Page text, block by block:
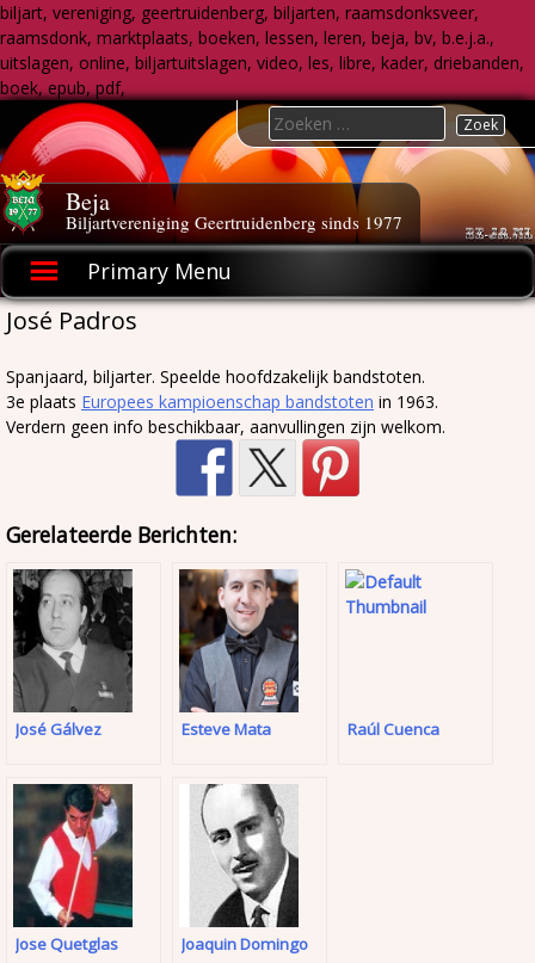
biljart, vereniging, geertruidenberg, biljarten, raamsdonksveer,
raamsdonk, marktplaats, boeken, lessen, leren, beja, bv, b.e.j.a.,
uitslagen, online, biljartuitslagen, video, les, libre, kader, driebanden,
boek, epub, pdf,
to
content
Beja
Biljartvereniging Geertruidenberg sinds 1977
Primary Menu
Search
for:
José Padros
Spanjaard, biljarter. Speelde hoofdzakelijk bandstoten.
3e plaats Europees kampioenschap bandstoten in 1963.
Verdern geen info beschikbaar, aanvullingen zijn welkom.
Gerelateerde Berichten:
José Gálvez Esteve Mata Raúl Cuenca
Jose Quetglas Joaquin Domingo